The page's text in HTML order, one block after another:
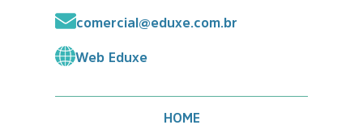
comercial@eduxe.com.br
Web Eduxe
HOME